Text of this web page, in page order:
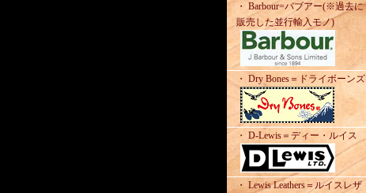
・ Barbour=バブアー(※過去に
販売した並行輸入モノ)
・ Dry Bones＝ドライボーンズ
・ D-Lewis＝ディー・ルイス
・ Lewis Leathers＝ルイスレザ